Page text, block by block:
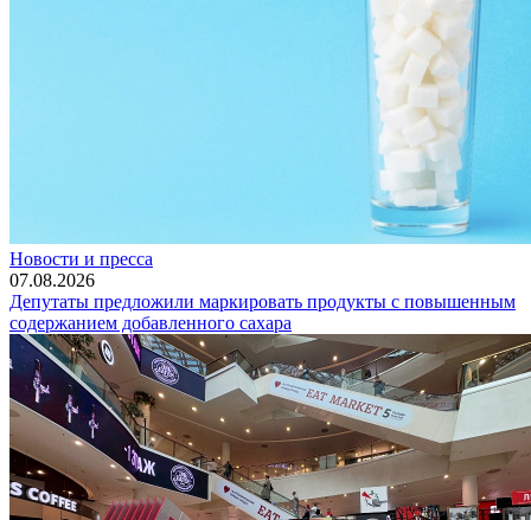
Новости и пресса
07.08.2026
Депутаты предложили маркировать продукты с повышенным
содержанием добавленного сахара